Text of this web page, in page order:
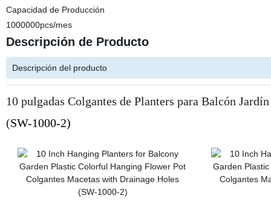
Capacidad de Producción
1000000pcs/mes
Descripción de Producto
Descripción del producto
10 pulgadas Colgantes de Planters para Balcón
(SW-1000-2)